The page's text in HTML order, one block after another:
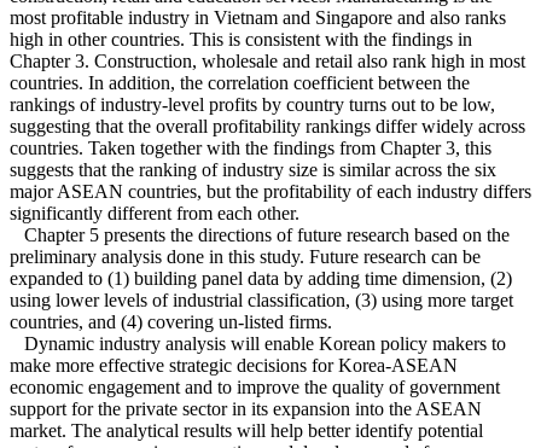
most profitable industry in Vietnam and Singapore and also ranks
high in other countries. This is consistent with the findings in
Chapter 3. Construction, wholesale and retail also rank high in most
countries. In addition, the correlation coefficient between the
rankings of industry-level profits by country turns out to be low,
suggesting that the overall profitability rankings differ widely across
countries. Taken together with the findings from Chapter 3, this
suggests that the ranking of industry size is similar across the six
major ASEAN countries, but the profitability of each industry differs
significantly different from each other.
Chapter 5 presents the directions of future research based on the
preliminary analysis done in this study. Future research can be
expanded to (1) building panel data by adding time dimension, (2)
using lower levels of industrial classification, (3) using more target
countries, and (4) covering un-listed firms.
Dynamic industry analysis will enable Korean policy makers to
make more effective strategic decisions for Korea-ASEAN
economic engagement and to improve the quality of government
support for the private sector in its expansion into the ASEAN
market. The analytical results will help better identify potential